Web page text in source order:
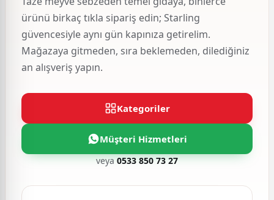
ürünü birkaç tıkla sipariş edin; Starling
güvencesiyle aynı gün kapınıza getirelim.
Mağazaya gitmeden, sıra beklemeden, dilediğiniz
an alışveriş yapın.
Kategoriler
Müşteri Hizmetleri
veya0533 850 73 27